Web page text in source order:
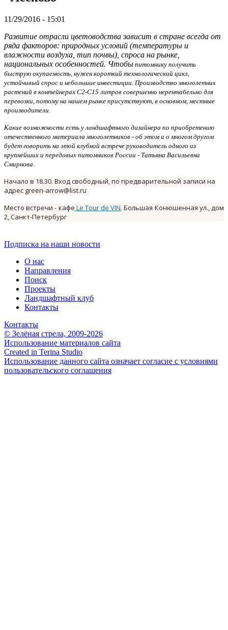
11/29/2016 - 15:01
Развитие отрасли цветоводства зависит в стране всегда от
ряда факторов: природных условий (температуры и
влажности воздуха, тип почвы), спроса на рынке,
национальных особенностей. Чтобы питомнику получить
быструю окупаемость, нужен короткий технологический цикл,
устойчивый спрос и небольшие инвестиции. Производство многолетних
растений в контейнерах С2-С15 литров совершенно нерентабельно для
перевозки, потому на нашем рынке присутствуют, в основном, местные
производители.
Какие возможности есть у ландшафтного дизайнера по приобретению
отечественного материала многолетников - об этом и о многом другом
будет говорить на этой клубной встрече руководитель одного из
крупнейших и передовых питомников России - Татьяна Васильевна
Смирнова.
Начало в 18.30. Вход свободный, по предварительной записи на
адрес green-arrow@list.ru
Место встречи - кафе Le Tour de VIN. Большая Конюшенная ул., дом
2, Санкт-Петербург
Подписка на наши новости
О нас
Направления
Поиск
Проекты
Ландшафтный клуб
Контакты
Контакты
© Зелёная стрела, 2009-2026
Использование материалов сайта
Created in Terina Studio
Использование данного сайта означает согласие с условиями
пользовательского соглашения